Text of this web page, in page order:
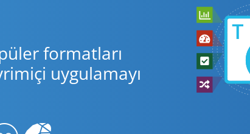
formatları
uygulamayı